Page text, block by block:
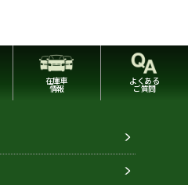
在庫車
情報
よくある
ご質問